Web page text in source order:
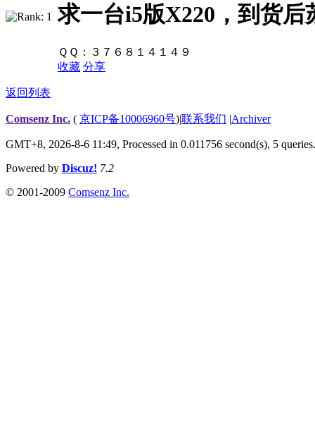
求一台i5版X220，到货
ＱＱ：３７６８１４１４９
收藏 分享
返回列表
Comsenz Inc. ( 京ICP备10006960号)|联系我们 |Archiver
GMT+8, 2026-8-6 11:49, Processed in 0.011756 second(s), 5 queries.
Powered by Discuz! 7.2
© 2001-2009 Comsenz Inc.